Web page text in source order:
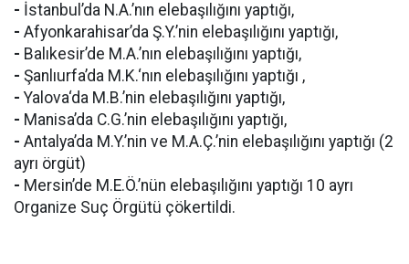
- İstanbul’da N.A.’nın elebaşılığını yaptığı,
- Afyonkarahisar’da Ş.Y.’nin elebaşılığını yaptığı,
- Balıkesir’de M.A.’nın elebaşılığını yaptığı,
- Şanlıurfa’da M.K.‘nın elebaşılığını yaptığı ,
- Yalova‘da M.B.’nin elebaşılığını yaptığı,
- Manisa’da C.G.’nin elebaşılığını yaptığı,
- Antalya’da M.Y.’nin ve M.A.Ç.’nin elebaşılığını yaptığı (2
ayrı örgüt)
- Mersin’de M.E.Ö.’nün elebaşılığını yaptığı 10 ayrı
Organize Suç Örgütü çökertildi.